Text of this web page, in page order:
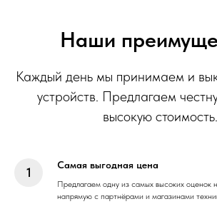
Наши
Каждый день мы принимаем и
устройств. Предлагаем
высокую стоимость.
Самая выгодная цена
Предлагаем одну из самых высоких оценок
напрямую с партнёрами и магазинами